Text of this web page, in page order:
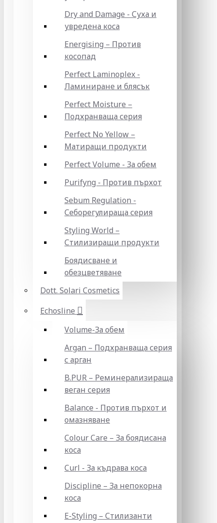
Dry and Damage - Суха и
увредена коса
Energising – Против
косопад
Perfect Laminoplex -
Ламиниране и блясък
Perfect Moisture –
Подхранваща серия
Perfect No Yellow –
Матиращи продукти
Perfect Volume - За обем
Purifyng - Против пърхот
Sebum Regulation -
Себорегулираща серия
Styling World –
Стилизиращи продукти
Боядисване и
обезцветяване
Dott. Solari Cosmetics
Echosline
Volume-За обем
Argan – Подхранваща серия
с арган
B.PUR – Реминерализираща
веган серия
Balance - Против пърхот и
омазняване
Colour Care – За боядисана
коса
Curl - За къдрава коса
Discipline – За непокорна
коса
E-Styling – Стилизанти